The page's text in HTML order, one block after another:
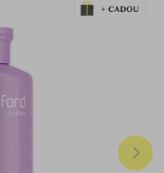
plin de